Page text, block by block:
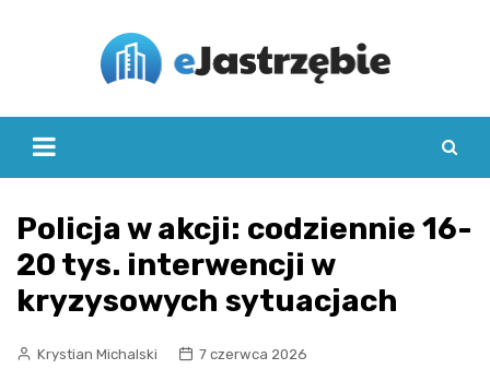
Policja w akcji: codziennie 16-
20 tys. interwencji w
kryzysowych sytuacjach
Krystian Michalski
7 czerwca 2026